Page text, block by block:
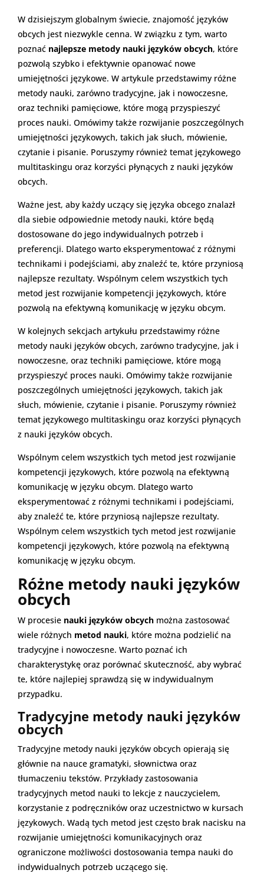
W dzisiejszym globalnym świecie, znajomość języków
obcych jest niezwykle cenna. W związku z tym, warto
poznać najlepsze metody nauki języków obcych, które
pozwolą szybko i efektywnie opanować nowe
umiejętności językowe. W artykule przedstawimy różne
metody nauki, zarówno tradycyjne, jak i nowoczesne,
oraz techniki pamięciowe, które mogą przyspieszyć
proces nauki. Omówimy także rozwijanie poszczególnych
umiejętności językowych, takich jak słuch, mówienie,
czytanie i pisanie. Poruszymy również temat językowego
multitaskingu oraz korzyści płynących z nauki języków
obcych.
Ważne jest, aby każdy uczący się języka obcego znalazł
dla siebie odpowiednie metody nauki, które będą
dostosowane do jego indywidualnych potrzeb i
preferencji. Dlatego warto eksperymentować z różnymi
technikami i podejściami, aby znaleźć te, które przyniosą
najlepsze rezultaty. Wspólnym celem wszystkich tych
metod jest rozwijanie kompetencji językowych, które
pozwolą na efektywną komunikację w języku obcym.
W kolejnych sekcjach artykułu przedstawimy różne
metody nauki języków obcych, zarówno tradycyjne, jak i
nowoczesne, oraz techniki pamięciowe, które mogą
przyspieszyć proces nauki. Omówimy także rozwijanie
poszczególnych umiejętności językowych, takich jak
słuch, mówienie, czytanie i pisanie. Poruszymy również
temat językowego multitaskingu oraz korzyści płynących
z nauki języków obcych.
Wspólnym celem wszystkich tych metod jest rozwijanie
kompetencji językowych, które pozwolą na efektywną
komunikację w języku obcym. Dlatego warto
eksperymentować z różnymi technikami i podejściami,
aby znaleźć te, które przyniosą najlepsze rezultaty.
Wspólnym celem wszystkich tych metod jest rozwijanie
kompetencji językowych, które pozwolą na efektywną
komunikację w języku obcym.
Różne metody nauki języków
obcych
W procesie nauki języków obcych można zastosować
wiele różnych metod nauki, które można podzielić na
tradycyjne i nowoczesne. Warto poznać ich
charakterystykę oraz porównać skuteczność, aby wybrać
te, które najlepiej sprawdzą się w indywidualnym
przypadku.
Tradycyjne metody nauki języków
obcych
Tradycyjne metody nauki języków obcych opierają się
głównie na nauce gramatyki, słownictwa oraz
tłumaczeniu tekstów. Przykłady zastosowania
tradycyjnych metod nauki to lekcje z nauczycielem,
korzystanie z podręczników oraz uczestnictwo w kursach
językowych. Wadą tych metod jest często brak nacisku na
rozwijanie umiejętności komunikacyjnych oraz
ograniczone możliwości dostosowania tempa nauki do
indywidualnych potrzeb uczącego się.